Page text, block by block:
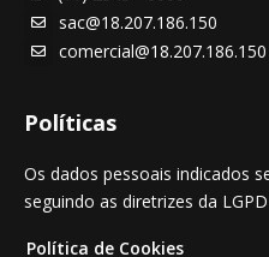
 sac@18.207.186.150
 comercial@18.207.186.150
Políticas
Os dados pessoais indicados
seguindo as diretrizes da LGPD
Política de Cookies